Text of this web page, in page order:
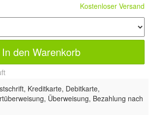
Kostenloser Versand
In den Warenkorb
Kreditkarte, Debitkarte,
Überweisung, Bezahlung nach